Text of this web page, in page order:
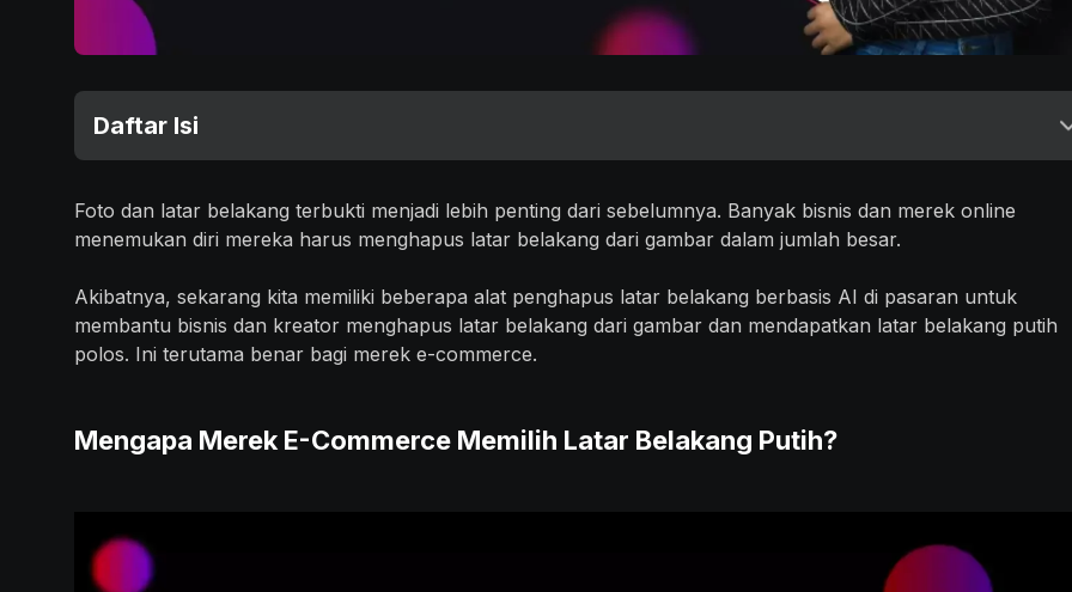
Daftar Isi
Foto dan latar belakang terbukti menjadi lebih penting dari sebelumnya. Banyak bisnis dan merek online
menemukan diri mereka harus menghapus latar belakang dari gambar dalam jumlah besar.
Akibatnya, sekarang kita memiliki beberapa alat penghapus latar belakang berbasis AI di pasaran untuk
membantu bisnis dan kreator menghapus latar belakang dari gambar dan mendapatkan latar belakang putih
polos. Ini terutama benar bagi merek e-commerce.
Mengapa Merek E-Commerce Memilih Latar Belakang Putih?